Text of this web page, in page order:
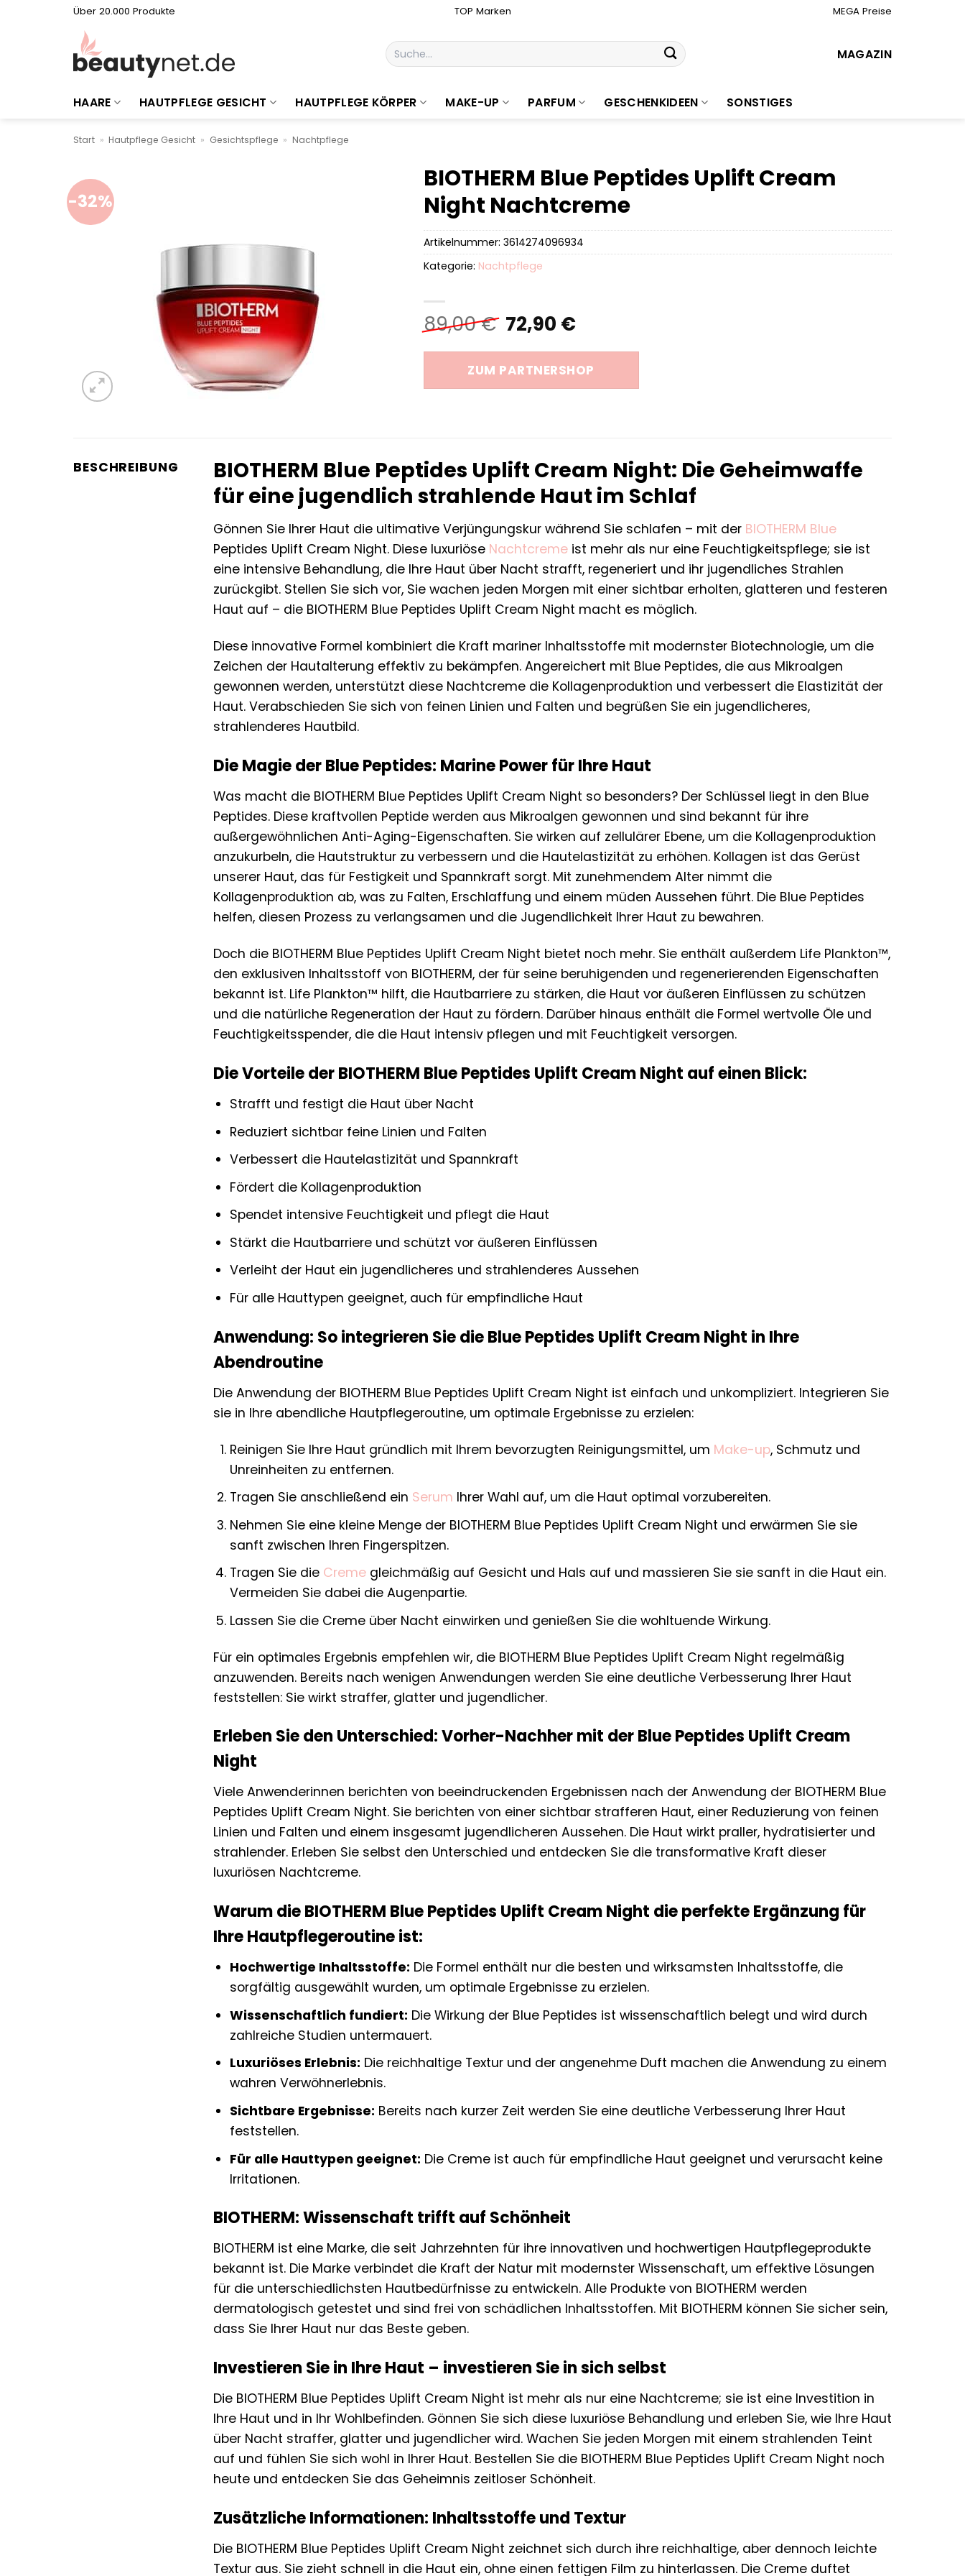
Über 20.000 Produkte TOP Marken MEGA Preise
Suchen
nach:
MAGAZIN
HAARE HAUTPFLEGE GESICHT HAUTPFLEGE KÖRPER MAKE-UP PARFUM GESCHENKIDEEN SONSTIGES
Start » Hautpflege Gesicht » Gesichtspflege » Nachtpflege
-32%
BIOTHERM Blue Peptides Uplift Cream
Night Nachtcreme
89,00€ Ursprünglicher
Preis
war:
89,00 €
72,90 €Aktueller
ist:
72,90 €.
ZUM PARTNERSHOP
Artikelnummer: 3614274096934
Kategorie: Nachtpflege
BESCHREIBUNG
BIOTHERM Blue Peptides Uplift Cream Night: Die Geheimwaffe
für eine jugendlich strahlende Haut im Schlaf
Gönnen Sie Ihrer Haut die ultimative Verjüngungskur während Sie schlafen – mit der BIOTHERM Blue
Peptides Uplift Cream Night. Diese luxuriöse Nachtcreme ist mehr als nur eine Feuchtigkeitspflege; sie ist
eine intensive Behandlung, die Ihre Haut über Nacht strafft, regeneriert und ihr jugendliches Strahlen
zurückgibt. Stellen Sie sich vor, Sie wachen jeden Morgen mit einer sichtbar erholten, glatteren und festeren
Haut auf – die BIOTHERM Blue Peptides Uplift Cream Night macht es möglich.
Diese innovative Formel kombiniert die Kraft mariner Inhaltsstoffe mit modernster Biotechnologie, um die
Zeichen der Hautalterung effektiv zu bekämpfen. Angereichert mit Blue Peptides, die aus Mikroalgen
gewonnen werden, unterstützt diese Nachtcreme die Kollagenproduktion und verbessert die Elastizität der
Haut. Verabschieden Sie sich von feinen Linien und Falten und begrüßen Sie ein jugendlicheres,
strahlenderes Hautbild.
Die Magie der Blue Peptides: Marine Power für Ihre Haut
Was macht die BIOTHERM Blue Peptides Uplift Cream Night so besonders? Der Schlüssel liegt in den Blue
Peptides. Diese kraftvollen Peptide werden aus Mikroalgen gewonnen und sind bekannt für ihre
außergewöhnlichen Anti-Aging-Eigenschaften. Sie wirken auf zellulärer Ebene, um die Kollagenproduktion
anzukurbeln, die Hautstruktur zu verbessern und die Hautelastizität zu erhöhen. Kollagen ist das Gerüst
unserer Haut, das für Festigkeit und Spannkraft sorgt. Mit zunehmendem Alter nimmt die
Kollagenproduktion ab, was zu Falten, Erschlaffung und einem müden Aussehen führt. Die Blue Peptides
helfen, diesen Prozess zu verlangsamen und die Jugendlichkeit Ihrer Haut zu bewahren.
Doch die BIOTHERM Blue Peptides Uplift Cream Night bietet noch mehr. Sie enthält außerdem Life Plankton™,
den exklusiven Inhaltsstoff von BIOTHERM, der für seine beruhigenden und regenerierenden Eigenschaften
bekannt ist. Life Plankton™ hilft, die Hautbarriere zu stärken, die Haut vor äußeren Einflüssen zu schützen
und die natürliche Regeneration der Haut zu fördern. Darüber hinaus enthält die Formel wertvolle Öle und
Feuchtigkeitsspender, die die Haut intensiv pflegen und mit Feuchtigkeit versorgen.
Die Vorteile der BIOTHERM Blue Peptides Uplift Cream Night auf einen Blick:
Strafft und festigt die Haut über Nacht
Reduziert sichtbar feine Linien und Falten
Verbessert die Hautelastizität und Spannkraft
Fördert die Kollagenproduktion
Spendet intensive Feuchtigkeit und pflegt die Haut
Stärkt die Hautbarriere und schützt vor äußeren Einflüssen
Verleiht der Haut ein jugendlicheres und strahlenderes Aussehen
Für alle Hauttypen geeignet, auch für empfindliche Haut
Anwendung: So integrieren Sie die Blue Peptides Uplift Cream Night in Ihre
Abendroutine
Die Anwendung der BIOTHERM Blue Peptides Uplift Cream Night ist einfach und unkompliziert. Integrieren Sie
sie in Ihre abendliche Hautpflegeroutine, um optimale Ergebnisse zu erzielen:
Reinigen Sie Ihre Haut gründlich mit Ihrem bevorzugten Reinigungsmittel, um Make-up, Schmutz und
Unreinheiten zu entfernen.
Tragen Sie anschließend ein Serum Ihrer Wahl auf, um die Haut optimal vorzubereiten.
Nehmen Sie eine kleine Menge der BIOTHERM Blue Peptides Uplift Cream Night und erwärmen Sie sie
sanft zwischen Ihren Fingerspitzen.
Tragen Sie die Cremegleichmäßig auf Gesicht und Hals auf und massieren Sie sie sanft in die Haut ein.
Vermeiden Sie dabei die Augenpartie.
Lassen Sie die Creme über Nacht einwirken und genießen Sie die wohltuende Wirkung.
Für ein optimales Ergebnis empfehlen wir, die BIOTHERM Blue Peptides Uplift Cream Night regelmäßig
anzuwenden. Bereits nach wenigen Anwendungen werden Sie eine deutliche Verbesserung Ihrer Haut
feststellen: Sie wirkt straffer, glatter und jugendlicher.
Erleben Sie den Unterschied: Vorher-Nachher mit der Blue Peptides Uplift Cream
Night
Viele Anwenderinnen berichten von beeindruckenden Ergebnissen nach der Anwendung der BIOTHERM Blue
Peptides Uplift Cream Night. Sie berichten von einer sichtbar strafferen Haut, einer Reduzierung von feinen
Linien und Falten und einem insgesamt jugendlicheren Aussehen. Die Haut wirkt praller, hydratisierter und
strahlender. Erleben Sie selbst den Unterschied und entdecken Sie die transformative Kraft dieser
luxuriösen Nachtcreme.
Warum die BIOTHERM Blue Peptides Uplift Cream Night die perfekte Ergänzung für
Ihre Hautpflegeroutine ist:
Hochwertige Inhaltsstoffe: Die Formel enthält nur die besten und wirksamsten Inhaltsstoffe, die
sorgfältig ausgewählt wurden, um optimale Ergebnisse zu erzielen.
Wissenschaftlich fundiert: Die Wirkung der Blue Peptides ist wissenschaftlich belegt und wird durch
zahlreiche Studien untermauert.
Luxuriöses Erlebnis: Die reichhaltige Textur und der angenehme Duft machen die Anwendung zu einem
wahren Verwöhnerlebnis.
Sichtbare Ergebnisse: Bereits nach kurzer Zeit werden Sie eine deutliche Verbesserung Ihrer Haut
feststellen.
Für alle Hauttypen geeignet: Die Creme ist auch für empfindliche Haut geeignet und verursacht keine
Irritationen.
BIOTHERM: Wissenschaft trifft auf Schönheit
BIOTHERM ist eine Marke, die seit Jahrzehnten für ihre innovativen und hochwertigen Hautpflegeprodukte
bekannt ist. Die Marke verbindet die Kraft der Natur mit modernster Wissenschaft, um effektive Lösungen
für die unterschiedlichsten Hautbedürfnisse zu entwickeln. Alle Produkte von BIOTHERM werden
dermatologisch getestet und sind frei von schädlichen Inhaltsstoffen. Mit BIOTHERM können Sie sicher sein,
dass Sie Ihrer Haut nur das Beste geben.
Investieren Sie in Ihre Haut – investieren Sie in sich selbst
Die BIOTHERM Blue Peptides Uplift Cream Night ist mehr als nur eine Nachtcreme; sie ist eine Investition in
Ihre Haut und in Ihr Wohlbefinden. Gönnen Sie sich diese luxuriöse Behandlung und erleben Sie, wie Ihre Haut
über Nacht straffer, glatter und jugendlicher wird. Wachen Sie jeden Morgen mit einem strahlenden Teint
auf und fühlen Sie sich wohl in Ihrer Haut. Bestellen Sie die BIOTHERM Blue Peptides Uplift Cream Night noch
heute und entdecken Sie das Geheimnis zeitloser Schönheit.
Zusätzliche Informationen: Inhaltsstoffe und Textur
Die BIOTHERM Blue Peptides Uplift Cream Night zeichnet sich durch ihre reichhaltige, aber dennoch leichte
Textur aus. Sie zieht schnell in die Haut ein, ohne einen fettigen Film zu hinterlassen. Die Creme duftet